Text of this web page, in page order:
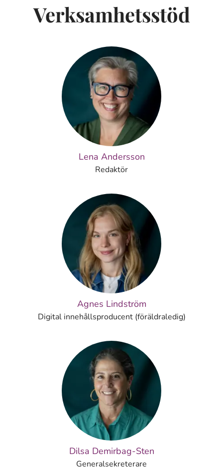
Verksamhetsstöd
Lena Andersson
Redaktör
Agnes Lindström
Digital innehållsproducent (föräldraledig)
Dilsa Demirbag-Sten
Generalsekreterare